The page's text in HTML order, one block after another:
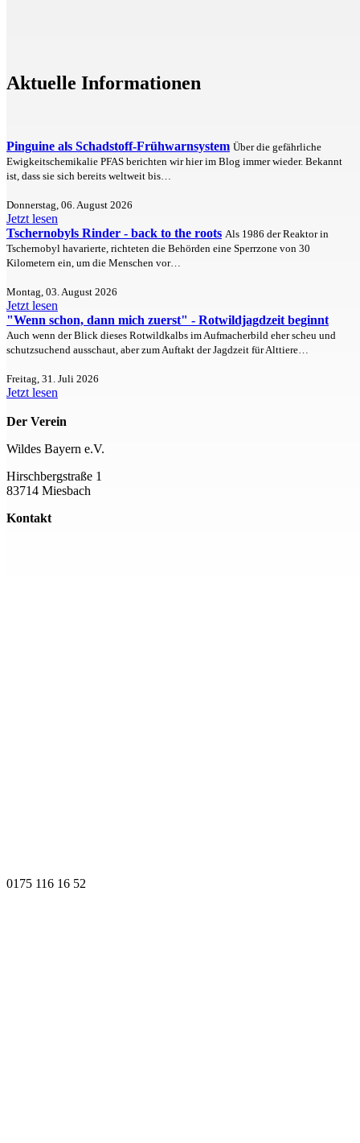
Aktuelle Informationen
Pinguine als Schadstoff-Frühwarnsystem Über die gefährliche
Ewigkeitschemikalie PFAS berichten wir hier im Blog immer wieder. Bekannt
ist, dass sie sich bereits weltweit bis…
Donnerstag, 06. August 2026
Jetzt lesen
Tschernobyls Rinder - back to the roots Als 1986 der Reaktor in
Tschernobyl havarierte, richteten die Behörden eine Sperrzone von 30
Kilometern ein, um die Menschen vor…
Montag, 03. August 2026
Jetzt lesen
"Wenn schon, dann mich zuerst" - Rotwildjagdzeit beginnt
Auch wenn der Blick dieses Rotwildkalbs im Aufmacherbild eher scheu und
schutzsuchend ausschaut, aber zum Auftakt der Jagdzeit für Alttiere…
Freitag, 31. Juli 2026
Jetzt lesen
Der Verein
Wildes Bayern e.V.
Hirschbergstraße 1
83714 Miesbach
Kontakt
0175 116 16 52